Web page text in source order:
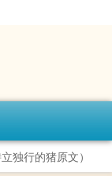
独行的猪原文）